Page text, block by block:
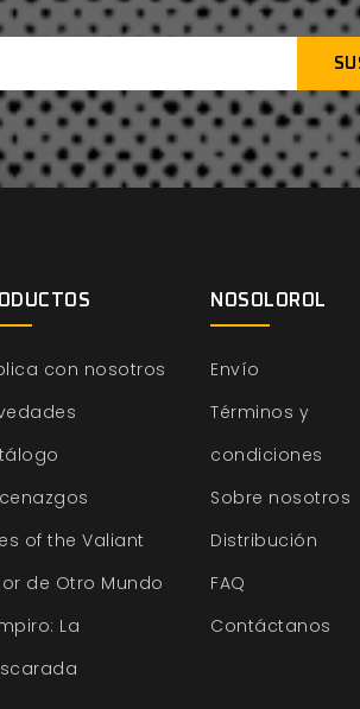
con nosotros
of the Valiant
de Otro Mundo
La
NOSOLOROL
Envío
Términos y
condiciones
Sobre nosotros
Distribución
FAQ
Contáctanos